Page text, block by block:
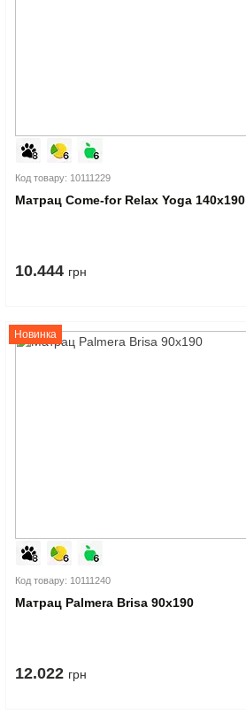
Код товару: 10111229
Матрац Come-for Relax Yoga 140x190
10.444 грн
Новинка
Код товару: 10111240
Матрац Palmera Brisa 90x190
12.022 грн